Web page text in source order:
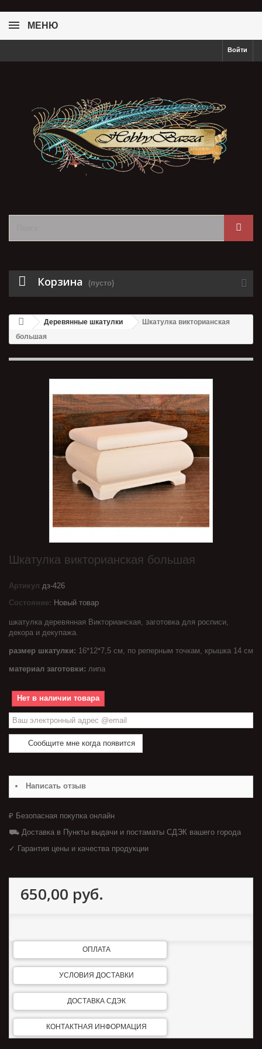
МЕНЮ
Войти
Корзина (пусто)
Деревянные шкатулки
Шкатулка викторианская
большая
Шкатулка викторианская большая
Артикул дз-426
Состояние: Новый товар
шкатулка деревянная Викторианская, заготовка для росписи,
декора и декупажа.
размер шкатулки: 16*12*7,5 см, по реперным точкам, крышка 14 см
материал заготовки: липа
Нет в наличии товара
Сообщите мне когда появится
Написать отзыв
₽ Безопасная покупка онлайн
⛟ Доставка в Пункты выдачи и постаматы СДЭК вашего города
✓ Гарантия цены и качества продукции
650,00 руб.
ОПЛАТА
УСЛОВИЯ ДОСТАВКИ
ДОСТАВКА СДЭК
КОНТАКТНАЯ ИНФОРМАЦИЯ